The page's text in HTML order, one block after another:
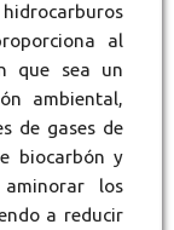
al
que sea un
ambiental,
de gases de
biocarbón y
los
a reducir